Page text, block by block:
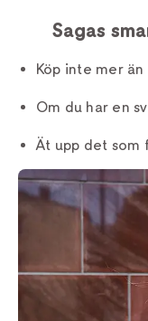
Sagas
Köp inte mer
Om du har en
Ät upp det som